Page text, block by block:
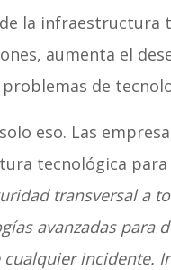
la infraestructura
aumenta el
de
eso. Las
tecnológica
transversal a
avanzadas para
incidente.